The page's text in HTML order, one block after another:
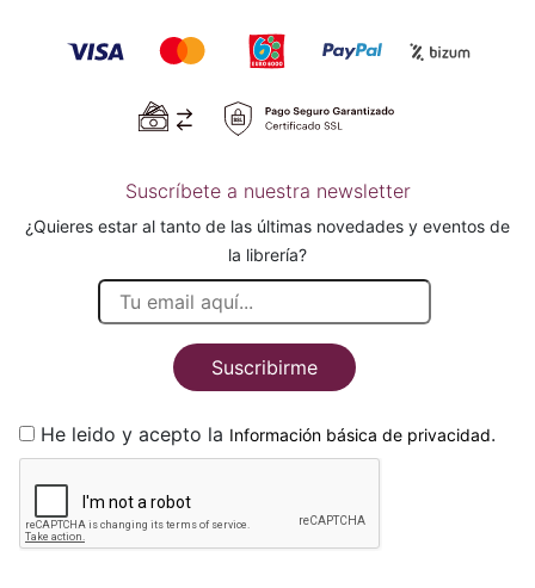
Suscríbete a nuestra newsletter
¿Quieres estar al tanto de las últimas novedades y eventos de
la librería?
Suscribirme
He leido y acepto la Información básica de privacidad.